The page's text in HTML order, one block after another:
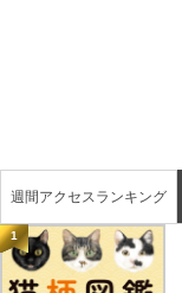
週間アクセスランキング
1